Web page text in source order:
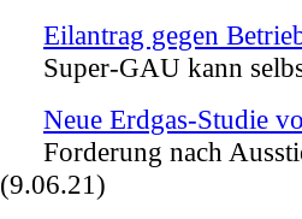
Eilantrag gegen
Super-GAU kann
Neue Erdgas-Studie
Forderung nach
(9.06.21)